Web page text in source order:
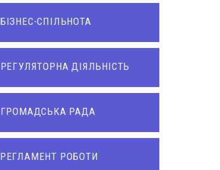
БІЗНЕС-СПІЛЬНОТА
РЕГУЛЯТОРНА ДІЯЛЬНІСТЬ
ГРОМАДСЬКА РАДА
РЕГЛАМЕНТ РОБОТИ